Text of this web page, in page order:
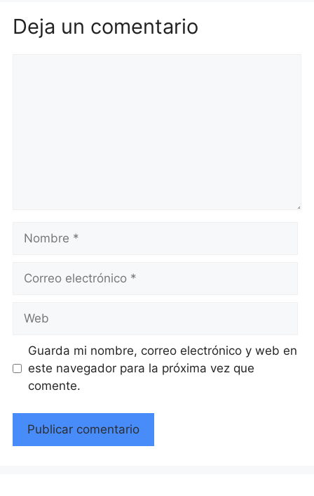
Deja un comentario
Nombre
Correo
Web
Guarda mi nombre, correo electrónico y web en
este navegador para la próxima vez que
comente.